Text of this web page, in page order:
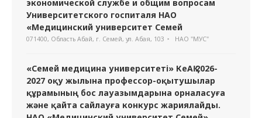
экономической службе и общим вопросам
Университетского госпиталя НАО
«Медицинский университет Семей
071400, Область Абай, г. Семей, ул. Абая, 103 НАО "МУС"
«Семей медицина университеті» КеАҚ 2026-
2027 оқу жылына профессор-оқытушылар
құрамының бос лауазымдарына орналасуға
және қайта сайлауға конкурс жариялайды.